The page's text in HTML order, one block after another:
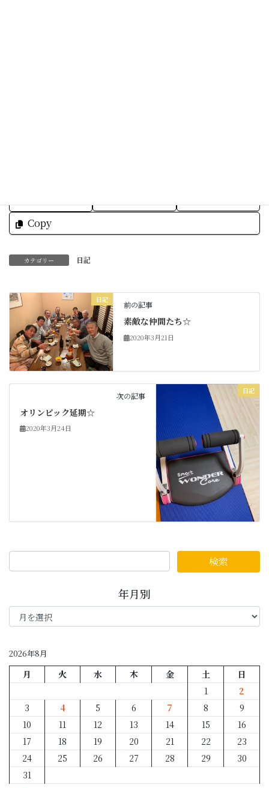
Copy
カテゴリー 日記
日記
前の記事
素敵な仲間たち☆
2020年3月21日
日記
次の記事
オリンピック延期☆
2020年3月24日
年月別
年
月
2026年8月
月 火 水 木 金 土
日
1
2
3
4 5 6 7 8
9
10
11 12 13 14 15
16
17
18 19 20 21 22
23
24
25 26 27 28 29
30
31